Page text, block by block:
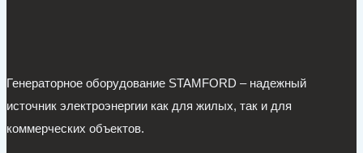
Генераторное оборудование STAMFORD – надежный
источник электроэнергии как для жилых, так и для
коммерческих объектов.